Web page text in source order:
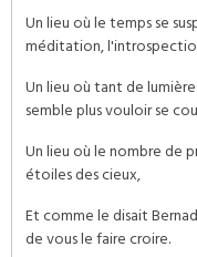
Un lieu où le temps se
méditation,
Un lieu où tant de
semble plus vouloir se
Un lieu où le nombre de
étoiles des cieux,
Et comme le disait
de vous le faire croire.